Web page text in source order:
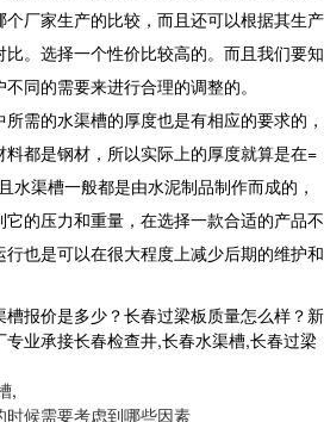
厂家生产的比较，而且还可以根据其生产
。选择一个性价比较高的。而且我们要知
同的需要来进行合理的调整的。
需的水渠槽的厚度也是有相应的要求的，
都是钢材，所以实际上的厚度就算是在=
水渠槽一般都是由水泥制品制作而成的，
的压力和重量，在选择一款合适的产品不
也是可以在很大程度上减少后期的维护和
报价是多少？长春过梁板质量怎么样？新
业承接长春检查井,长春水渠槽,长春过梁
,
候需要考虑到哪些因素